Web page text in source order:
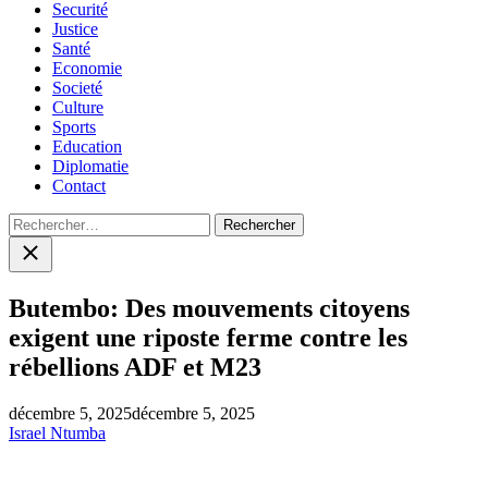
Securité
Justice
Santé
Economie
Societé
Culture
Sports
Education
Diplomatie
Contact
Rechercher :
Close
search
Butembo: Des mouvements citoyens
exigent une riposte ferme contre les
rébellions ADF et M23
décembre 5, 2025décembre 5, 2025
Israel Ntumba